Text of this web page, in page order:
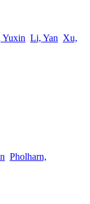
Yuxin Li, Yan Xu,
Pholharn,